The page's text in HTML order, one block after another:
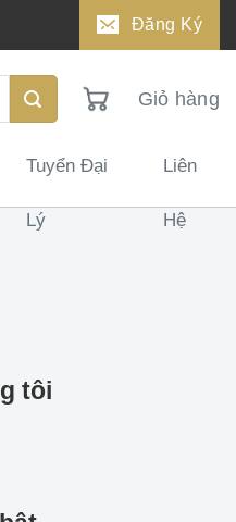
Đăng Ký
Giỏ hàng
Tuyển Đại
Lý
Liên
Hệ
tôi